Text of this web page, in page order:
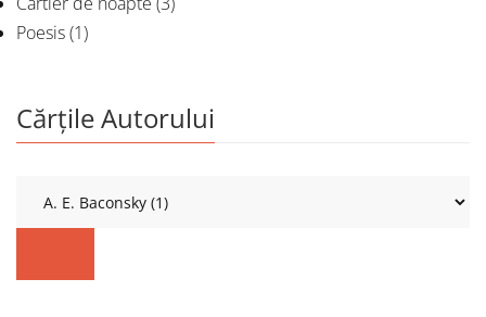
Poesis(1)
Cărțile Autorului